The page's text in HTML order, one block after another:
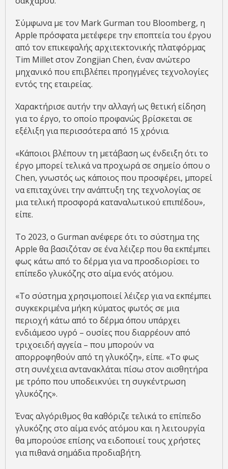
Σύμφωνα με τον Mark Gurman του Bloomberg, η
Apple πρόσφατα μετέφερε την εποπτεία του έργου
από τον επικεφαλής αρχιτεκτονικής πλατφόρμας
Tim Millet στον Zongjian Chen, έναν ανώτερο
μηχανικό που επιβλέπει προηγμένες τεχνολογίες
εντός της εταιρείας.
Χαρακτήρισε αυτήν την αλλαγή ως θετική είδηση ​​
για το έργο, το οποίο προφανώς βρίσκεται σε
εξέλιξη για περισσότερα από 15 χρόνια.
«Κάποιοι βλέπουν τη μετάβαση ως ένδειξη ότι το
έργο μπορεί τελικά να προχωρά σε σημείο όπου ο
Chen, γνωστός ως κάποιος που προσφέρει, μπορεί
να επιταχύνει την ανάπτυξη της τεχνολογίας σε
μια τελική προσφορά καταναλωτικού επιπέδου»,
είπε.
Το 2023, ο Gurman ανέφερε ότι το σύστημα της
Apple θα βασιζόταν σε ένα λέιζερ που θα εκπέμπει
φως κάτω από το δέρμα για να προσδιορίσει το
επίπεδο γλυκόζης στο αίμα ενός ατόμου.
«Το σύστημα χρησιμοποιεί λέιζερ για να εκπέμπει
συγκεκριμένα μήκη κύματος φωτός σε μια
περιοχή κάτω από το δέρμα όπου υπάρχει
ενδιάμεσο υγρό – ουσίες που διαρρέουν από
τριχοειδή αγγεία – που μπορούν να
απορροφηθούν από τη γλυκόζη», είπε. «Το φως
στη συνέχεια αντανακλάται πίσω στον αισθητήρα
με τρόπο που υποδεικνύει τη συγκέντρωση
γλυκόζης».
Ένας αλγόριθμος θα καθόριζε τελικά το επίπεδο
γλυκόζης στο αίμα ενός ατόμου και η λειτουργία
θα μπορούσε επίσης να ειδοποιεί τους χρήστες
για πιθανά σημάδια προδιαβήτη.